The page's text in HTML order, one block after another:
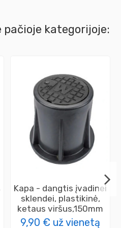
pačioje kategorijoje:
Kapa - dangtis įvadinei
sklendei, plastikinė,
ketaus viršus,150mm
9,90 € už vienetą